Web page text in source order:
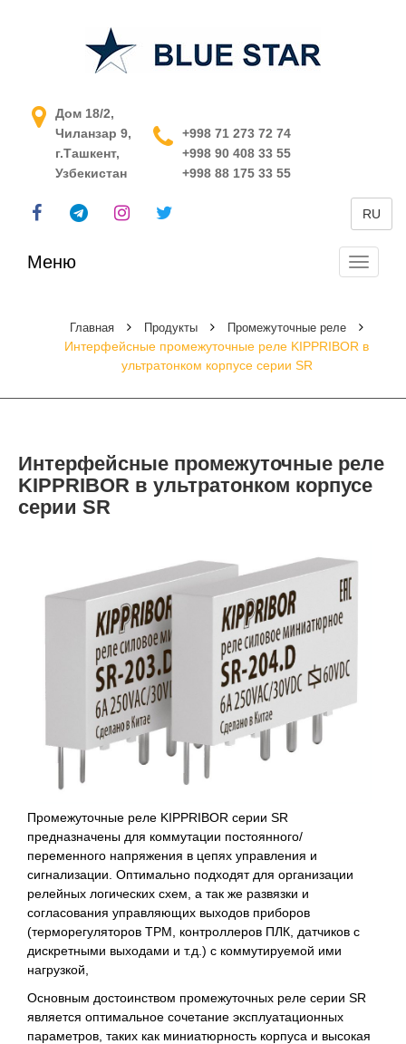
АСУ ТП в Узбекистане
Дом 18/2,
Чиланзар 9,
г.Ташкент,
Узбекистан
+998 71 273 72 74
+998 90 408 33 55
+998 88 175 33 55
RU
Меню
Главная Продукты Промежуточные реле
Интерфейсные промежуточные реле KIPPRIBOR в
ультратонком корпусе серии SR
Интерфейсные промежуточные реле
KIPPRIBOR в ультратонком корпусе
серии SR
Промежуточные реле KIPPRIBOR серии SR
предназначены для коммутации постоянного/
переменного напряжения в цепях управления и
сигнализации. Оптимально подходят для организации
релейных логических схем, а так же развязки и
согласования управляющих выходов приборов
(терморегуляторов ТРМ, контроллеров ПЛК, датчиков с
дискретными выходами и т.д.) с коммутируемой ими
нагрузкой,
Основным достоинством промежуточных реле серии SR
является оптимальное сочетание эксплуатационных
параметров, таких как миниатюрность корпуса и высокая